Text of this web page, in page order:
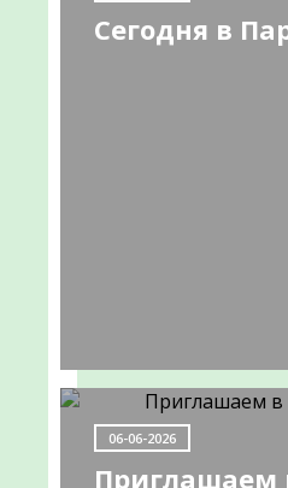
09-
Сегодня в
06-06-2026
Приглашаем